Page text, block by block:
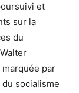
et
sur la
du
marquée par
socialisme